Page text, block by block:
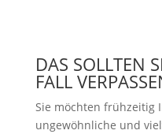
DAS SOLLTEN
FALL
Sie möchten frühzeitig
ungewöhnliche und